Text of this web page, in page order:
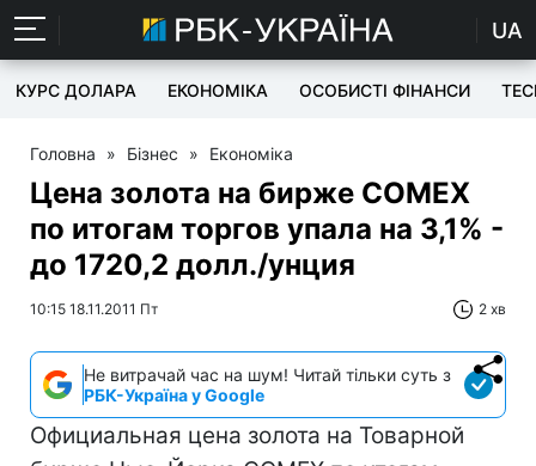
UA
КУРС ДОЛАРА ЕКОНОМІКА ОСОБИСТІ ФІНАНСИ
Головна » Бізнес » Економіка
Цена золота на бирже COMEX
по итогам торгов упала на 3,1% -
до 1720,2 долл./унция
10:15 18.11.2011 Пт 2 хв
Не витрачай час на шум! Читай тільки суть з
РБК-Україна у Google
Официальная цена золота на Товарной